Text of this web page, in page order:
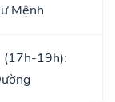
Mệnh
(17h-19h):